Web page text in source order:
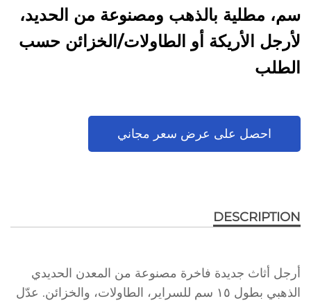
سم، مطلية بالذهب ومصنوعة من الحديد،
لأرجل الأريكة أو الطاولات/الخزائن حسب
الطلب
احصل على عرض سعر مجاني
DESCRIPTION
أرجل أثاث جديدة فاخرة مصنوعة من المعدن الحديدي
الذهبي بطول ١٥ سم للسراير، الطاولات، والخزائن. عدّل